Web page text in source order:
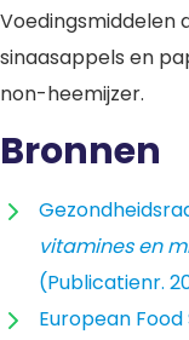
Voedingsmiddelen
sinaasappels en
non-heemijzer.
Bronnen
vitamines en
(Publicatienr.
European